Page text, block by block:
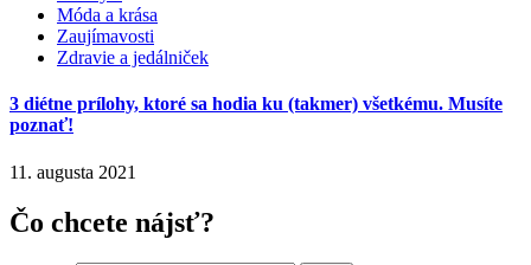
Móda a krása
Zaujímavosti
Zdravie a jedálniček
3 diétne prílohy, ktoré sa hodia ku (takmer) všetkému. Musíte
poznať!
11. augusta 2021
Čo chcete nájsť?